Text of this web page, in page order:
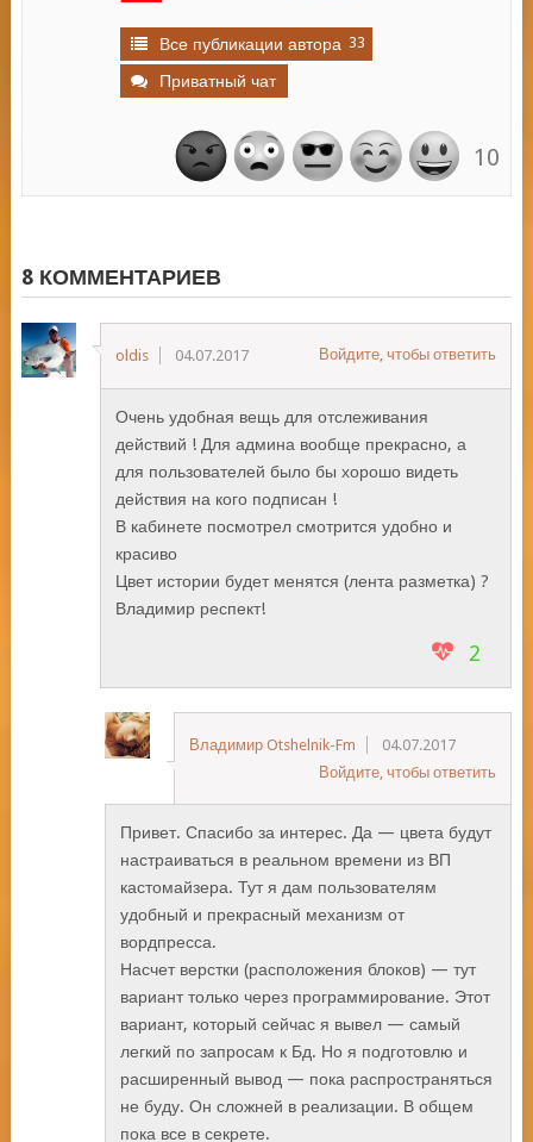
Все публикации автора 33
Приватный чат
10
8 КОММЕНТАРИЕВ
oldis 04.07.2017 Войдите, чтобы ответить
Очень удобная вещь для отслеживания
действий ! Для админа вообще прекрасно, а
для пользователей было бы хорошо видеть
действия на кого подписан !
В кабинете посмотрел смотрится удобно и
красиво
Цвет истории будет менятся (лента разметка) ?
Владимир респект!
2
Владимир Otshelnik-Fm
04.07.2017
Войдите, чтобы ответить
Привет. Спасибо за интерес. Да — цвета будут
настраиваться в реальном времени из ВП
кастомайзера. Тут я дам пользователям
удобный и прекрасный механизм от
вордпресса.
Насчет верстки (расположения блоков) — тут
вариант только через программирование. Этот
вариант, который сейчас я вывел — самый
легкий по запросам к Бд. Но я подготовлю и
расширенный вывод — пока распространяться
не буду. Он сложней в реализации. В общем
пока все в секрете.